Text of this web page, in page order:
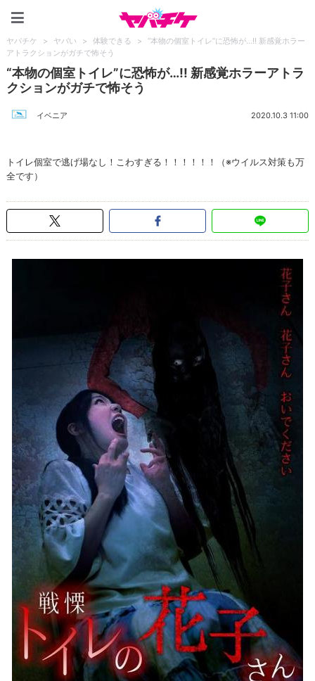
ヤバチケ > ヤバい > 体験できる >
“本物の個室トイレ”に恐怖が…!! 新感覚ホラー
アトラクションがガチで怖そう
“本物の個室トイレ”に恐怖が…!! 新感覚ホラーアトラ
クションがガチで怖そう
イベニア 2020.10.3 11:00
トイレ個室で逃げ場なし！こわすぎる！！！！！！（※ウイルス対策も万
全です）